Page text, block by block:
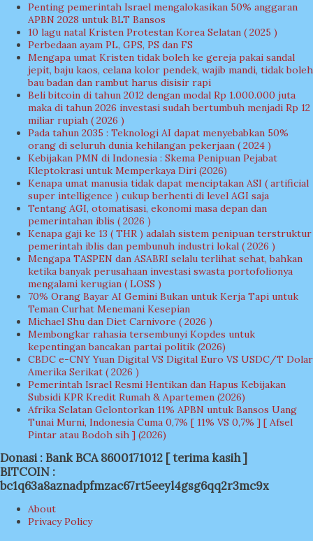
Penting pemerintah Israel mengalokasikan 50% anggaran
APBN 2028 untuk BLT Bansos
10 lagu natal Kristen Protestan Korea Selatan ( 2025 )
Perbedaan ayam PL, GPS, PS dan FS
Mengapa umat Kristen tidak boleh ke gereja pakai sandal
jepit, baju kaos, celana kolor pendek, wajib mandi, tidak boleh
bau badan dan rambut harus disisir rapi
Beli bitcoin di tahun 2012 dengan modal Rp 1.000.000 juta
maka di tahun 2026 investasi sudah bertumbuh menjadi Rp 12
miliar rupiah ( 2026 )
Pada tahun 2035 : Teknologi AI dapat menyebabkan 50%
orang di seluruh dunia kehilangan pekerjaan ( 2024 )
Kebijakan PMN di Indonesia : Skema Penipuan Pejabat
Kleptokrasi untuk Memperkaya Diri (2026)
Kenapa umat manusia tidak dapat menciptakan ASI ( artificial
super intelligence ) cukup berhenti di level AGI saja
Tentang AGI, otomatisasi, ekonomi masa depan dan
pemerintahan iblis ( 2026 )
Kenapa gaji ke 13 ( THR ) adalah sistem penipuan terstruktur
pemerintah iblis dan pembunuh industri lokal ( 2026 )
Mengapa TASPEN dan ASABRI selalu terlihat sehat, bahkan
ketika banyak perusahaan investasi swasta portofolionya
mengalami kerugian ( LOSS )
70% Orang Bayar AI Gemini Bukan untuk Kerja Tapi untuk
Teman Curhat Menemani Kesepian
Michael Shu dan Diet Carnivore ( 2026 )
Membongkar rahasia tersembunyi Kopdes untuk
kepentingan bancakan partai politik (2026)
CBDC e-CNY Yuan Digital VS Digital Euro VS USDC/T Dolar
Amerika Serikat ( 2026 )
Pemerintah Israel Resmi Hentikan dan Hapus Kebijakan
Subsidi KPR Kredit Rumah & Apartemen (2026)
Afrika Selatan Gelontorkan 11% APBN untuk Bansos Uang
Tunai Murni, Indonesia Cuma 0,7% [ 11% VS 0,7% ] [ Afsel
Pintar atau Bodoh sih ] (2026)
Donasi : Bank BCA 8600171012 [ terima kasih ]
BITCOIN :
bc1q63a8aznadpfmzac67rt5eeyl4gsg6qq2r3mc9x
About
Privacy Policy